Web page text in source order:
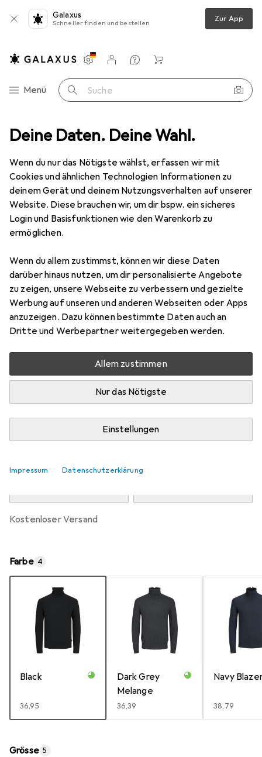
Deine Daten. Deine Wahl.
Wenn du nur das Nötigste wählst, erfassen wir mit
Cookies und ähnlichen Technologien Informationen zu
deinem Gerät und deinem Nutzungsverhalten auf unserer
Website. Diese brauchen wir, um dir bspw. ein sicheres
Login und Basisfunktionen wie den Warenkorb zu
ermöglichen.
Wenn du allem zustimmst, können wir diese Daten
darüber hinaus nutzen, um dir personalisierte Angebote
zu zeigen, unsere Webseite zu verbessern und gezielte
Werbung auf unseren und anderen Webseiten oder Apps
anzuzeigen. Dazu können bestimmte Daten auch an
Dritte und Werbepartner weitergegeben werden.
Allem zustimmen
Nur das Nötigste
Einstellungen
Impressum Datenschutzerklärung
Galaxus
Schneller finden und bestellen Zur App
Navigation nach Kategorien
Menü Suche
Einstellungen
Kundenkonto
Vergleichslisten
Merklisten
Warenkorb
Alles in Mode Bekleidung Pullover
12 Bilder
Jack & JonesEmil
Preis in EUR inkl. MwSt.
EUR
36,95
35
Bewertungen Marke
Mehr von Jack & Jones
Zwischen Do, 13.8. und Mo, 17.8. geliefert
Mehr als 10 Stück an Lager beim Drittanbieter
Lieferort angeben für genaue Lieferzeit
FR
kostenloser Versand
Farbe 4
Black
EUR
36,95
Dark Grey
Melange
EUR
36,39
Navy
EUR
38,79
Grösse 5